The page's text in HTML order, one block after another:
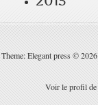
Theme: Elegant press © 2026
Voir le profil de